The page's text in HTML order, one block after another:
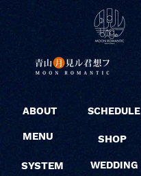
ABOUT
MENU
SYSTEM
SCHEDULE
SHOP
WEDDING